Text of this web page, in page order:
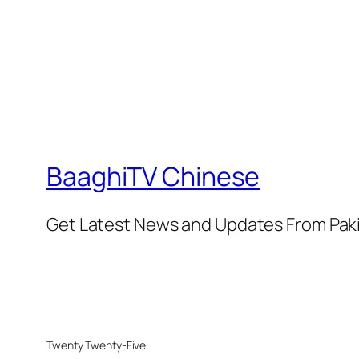
BaaghiTV Chinese
Get Latest News and Updates From
Twenty Twenty-Five